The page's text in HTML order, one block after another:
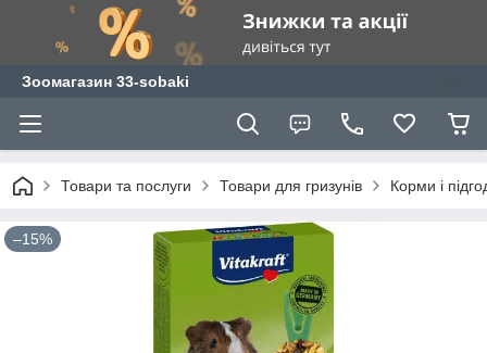
Зоомагазин 33-sobaki
Товари та послуги Товари для гризунів Корми і
–15%